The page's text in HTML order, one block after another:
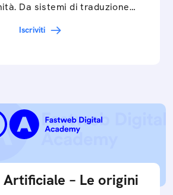
Da sistemi di traduzione
Iscriviti
– Le origini